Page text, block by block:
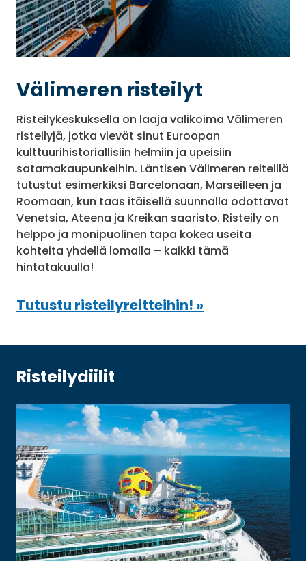
Välimeren risteilyt
Risteilykeskuksella on laaja valikoima Välimeren
risteilyjä, jotka vievät sinut Euroopan
kulttuurihistoriallisiin helmiin ja upeisiin
satamakaupunkeihin. Läntisen Välimeren reiteillä
tutustut esimerkiksi Barcelonaan, Marseilleen ja
Roomaan, kun taas itäisellä suunnalla odottavat
Venetsia, Ateena ja Kreikan saaristo. Risteily on
helppo ja monipuolinen tapa kokea useita
kohteita yhdellä lomalla – kaikki tämä
hintatakuulla!
Tutustu risteilyreitteihin! »
Risteilydiilit